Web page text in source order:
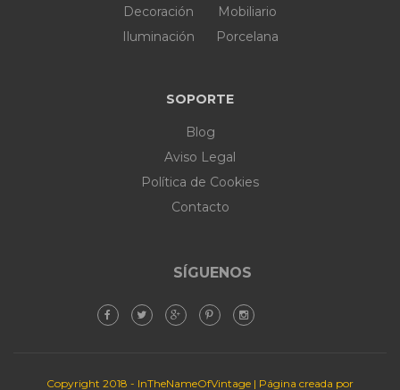
Decoración
Iluminación
Mobiliario
Porcelana
SOPORTE
Blog
Aviso Legal
Política de Cookies
Contacto
SÍGUENOS
Copyright 2018 - InTheNameOfVintage | Página creada por